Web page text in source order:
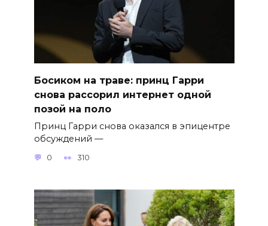
Босиком на траве: принц Гарри
снова рассорил интернет одной
позой на поло
Принц Гарри снова оказался в эпицентре
обсуждений —
0 310